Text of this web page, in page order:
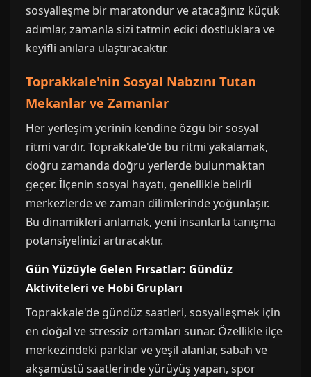
sosyalleşme bir maratondur ve atacağınız küçük
adımlar, zamanla sizi tatmin edici dostluklara ve
keyifli anılara ulaştıracaktır.
Toprakkale'nin Sosyal Nabzını Tutan
Mekanlar ve Zamanlar
Her yerleşim yerinin kendine özgü bir sosyal
ritmi vardır. Toprakkale'de bu ritmi yakalamak,
doğru zamanda doğru yerlerde bulunmaktan
geçer. İlçenin sosyal hayatı, genellikle belirli
merkezlerde ve zaman dilimlerinde yoğunlaşır.
Bu dinamikleri anlamak, yeni insanlarla tanışma
potansiyelinizi artıracaktır.
Gün Yüzüyle Gelen Fırsatlar: Gündüz
Aktiviteleri ve Hobi Grupları
Toprakkale'de gündüz saatleri, sosyalleşmek için
en doğal ve stressiz ortamları sunar. Özellikle ilçe
merkezindeki parklar ve yeşil alanlar, sabah ve
akşamüstü saatlerinde yürüyüş yapan, spor